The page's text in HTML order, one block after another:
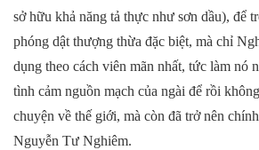
sở hữu khả năng tả thực như sơn dầu), để
phóng dật thượng thừa đặc biệt, mà chỉ
dụng theo cách viên mãn nhất, tức làm nó
tình cảm nguồn mạch của ngài để rồi
chuyện về thế giới, mà còn đã trở nên
Nguyễn Tư Nghiêm.